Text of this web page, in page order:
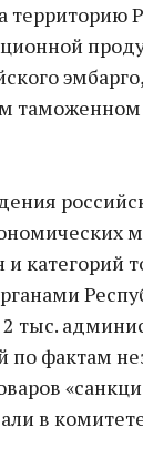
категорий
тыс.
по фактам
в